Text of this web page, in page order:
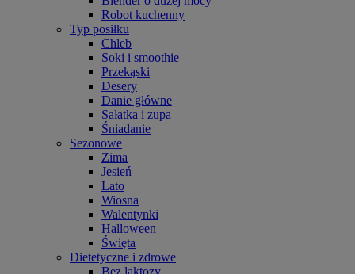
Robot kuchenny
Typ posiłku
Chleb
Soki i smoothie
Przekąski
Desery
Danie główne
Sałatka i zupa
Śniadanie
Sezonowe
Zima
Jesień
Lato
Wiosna
Walentynki
Halloween
Święta
Dietetyczne i zdrowe
Bez laktozy